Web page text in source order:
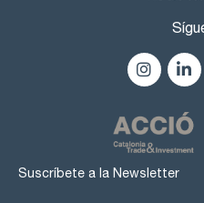
Suscríbete a la Newsletter